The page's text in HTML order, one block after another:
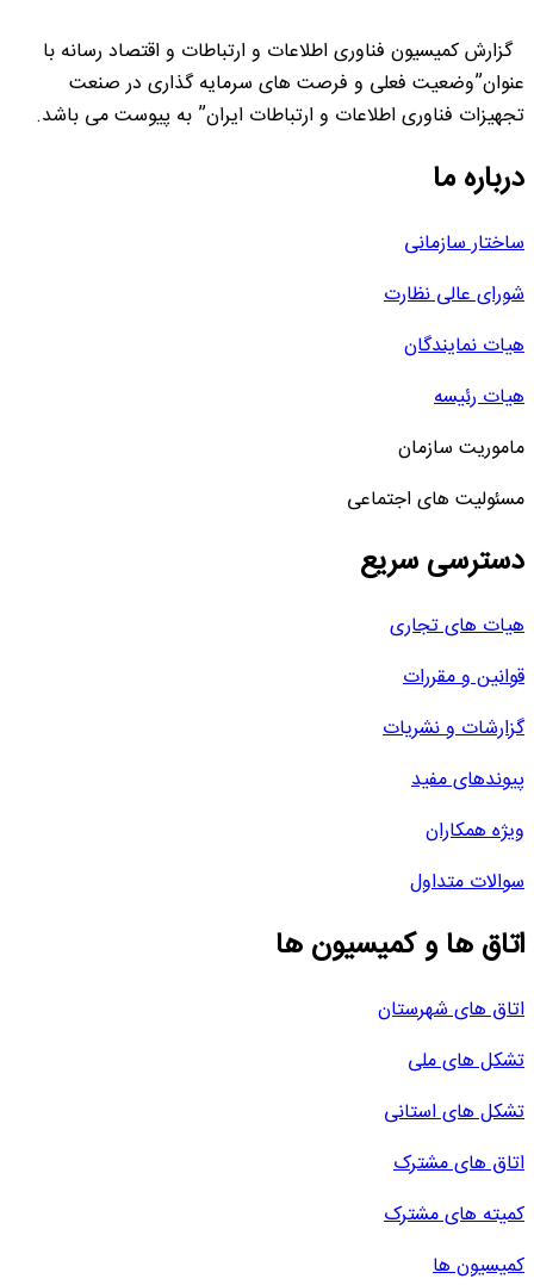
گزارش کمیسیون فناوری اطلاعات و ارتباطات و اقتصاد رسانه با
عنوان”وضعیت فعلی و فرصت های سرمایه گذاری در صنعت
تجهیزات فناوری اطلاعات و ارتباطات ایران” به پیوست می باشد.
درباره ما
ساختار سازمانی
شورای عالی نظارت
هیات نمایندگان
هیات رئیسه
ماموریت سازمان
مسئولیت های اجتماعی
دسترسی سریع
هیات های تجاری
قوانین و مقررات
گزارشات و نشریات
پیوندهای مفید
ویژه همکاران
سوالات متداول
اتاق ها و کمیسیون ها
اتاق های شهرستان
تشکل های ملی
تشکل های استانی
اتاق های مشترک
کمیته های مشترک
کمیسیون ها